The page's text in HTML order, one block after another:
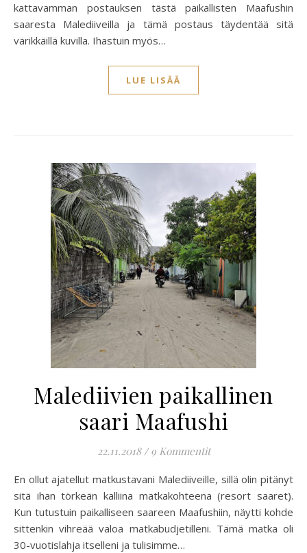
kattavamman postauksen tästä paikallisten Maafushin
saaresta Malediiveilla ja tämä postaus täydentää sitä
värikkäillä kuvilla. Ihastuin myös…
LUE LISÄÄ
Malediivien paikallinen
saari Maafushi
22.11.2018 / 9 Kommentit
En ollut ajatellut matkustavani Malediiveille, sillä olin pitänyt
sitä ihan törkeän kalliina matkakohteena (resort saaret).
Kun tutustuin paikalliseen saareen Maafushiin, näytti kohde
sittenkin vihreää valoa matkabudjetilleni. Tämä matka oli
30-vuotislahja itselleni ja tulisimme…